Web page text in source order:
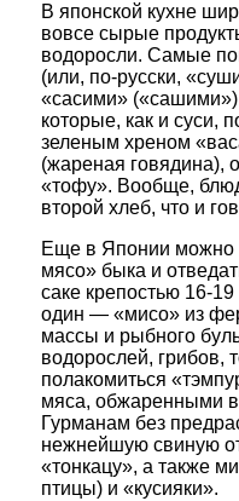
В японской кухне
вовсе сырые
водоросли. Самые
(или, по-русски,
«сасими»
которые, как и суси,
зеленым хреном
(жареная говядина),
«тофу». Вообще,
второй хлеб, что и
Еще в Японии можно
мясо» быка и
саке крепостью 16-
один — «мисо» из
массы и рыбного
водорослей, грибов,
полакомиться
мяса, обжаренными
Гурманам без
нежнейшую свиную
«тонкацу», а также
птицы) и «кусияки».